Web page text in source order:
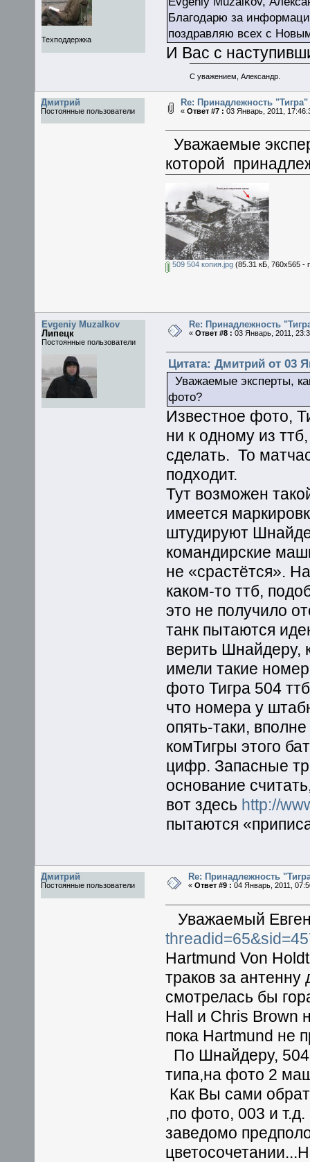
Техподдержка
Благодарю за
поздравляю всех с
И Вас с
С уважением, Александр.
Дмитрий
Постоянные пользователи
Re: Принадлежность "Тигра"
« Ответ #7 : 03 Январь, 2011,
Уважаемые
которой
509 504 копия.jpg (85.31 кБ, 760x565 -
Evgeniy Muzalkov
Липецк
Постоянные пользователи
Re: Принадлежность
« Ответ #8 : 03 Январь, 2011,
Цитата: Дмитрий от 03
Уважаемые эксперты,
фото?
Известное фото,
ни к одному из
сделать. То
подходит.
Тут возможен
имеется
штудируют
командирские
не «срастётся».
каком-то ттб,
это не получило
танк пытаются
верить Шнайдеру,
имели такие
фото Тигра 504
что номера у
опять-таки,
комТигры этого
цифр. Запасные
основание
вот здесь http://
пытаются
Дмитрий
Постоянные пользователи
Re: Принадлежность
« Ответ #9 : 04 Январь, 2011,
Уважаемый
Hartmund Von
траков за
смотрелась бы
Hall и Chris Brown
пока Hartmund не
По Шнайдеру, 504
типа,на фото 2
Как Вы сами
,по фото, 003 и
заведомо